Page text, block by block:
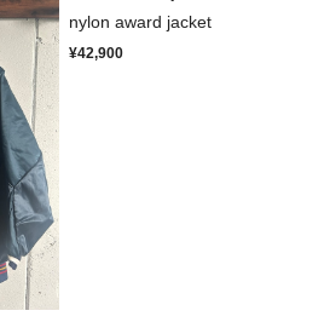
nylon award jacket
¥42,900